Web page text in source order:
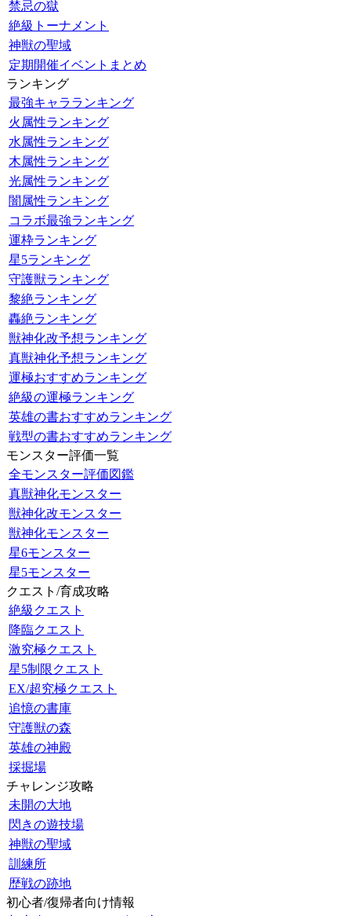
禁忌の獄
絶級トーナメント
神獣の聖域
定期開催イベントまとめ
ランキング
最強キャラランキング
火属性ランキング
水属性ランキング
木属性ランキング
光属性ランキング
闇属性ランキング
コラボ最強ランキング
運枠ランキング
星5ランキング
守護獣ランキング
黎絶ランキング
轟絶ランキング
獣神化改予想ランキング
真獣神化予想ランキング
運極おすすめランキング
絶級の運極ランキング
英雄の書おすすめランキング
戦型の書おすすめランキング
モンスター評価一覧
全モンスター評価図鑑
真獣神化モンスター
獣神化改モンスター
獣神化モンスター
星6モンスター
星5モンスター
クエスト/育成攻略
絶級クエスト
降臨クエスト
激究極クエスト
星5制限クエスト
EX/超究極クエスト
追憶の書庫
守護獣の森
英雄の神殿
採掘場
チャレンジ攻略
未開の大地
閃きの遊技場
神獣の聖域
訓練所
歴戦の跡地
初心者/復帰者向け情報